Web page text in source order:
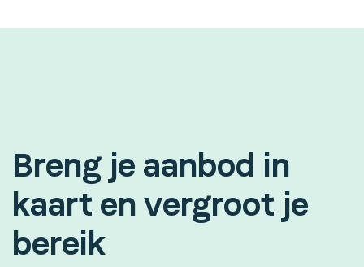
Breng je aanbod in
kaart en vergroot je
bereik